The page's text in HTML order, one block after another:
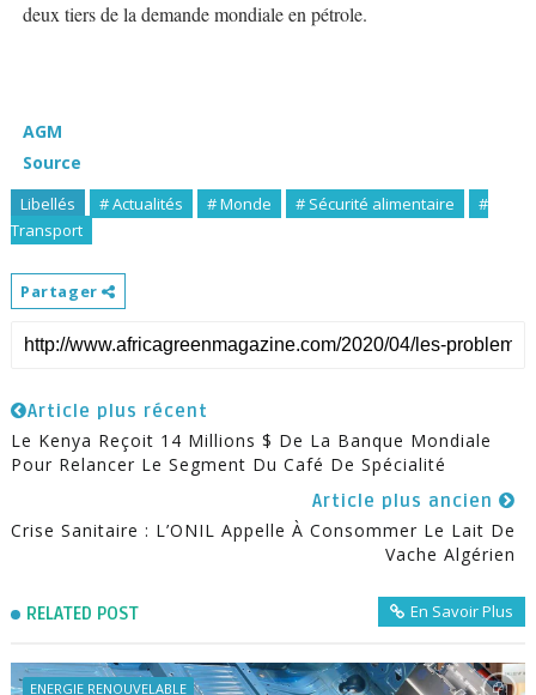
deux tiers de la demande mondiale en pétrole.
AGM
Source
Libellés # Actualités # Monde # Sécurité alimentaire
#
Transport
Partager
Article plus récent
Le Kenya Reçoit 14 Millions $ De La Banque Mondiale
Pour Relancer Le Segment Du Café De Spécialité
Article plus ancien
Crise Sanitaire : L’ONIL Appelle À Consommer Le Lait De
Vache Algérien
RELATED POST En Savoir Plus
ENERGIE RENOUVELABLE